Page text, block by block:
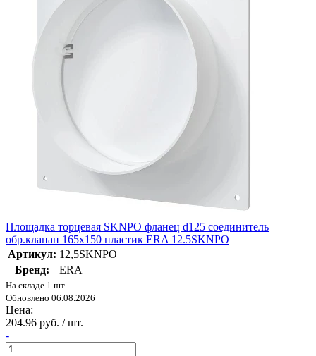
Площадка торцевая SKNPO фланец d125 соединитель
обр.клапан 165х150 пластик ERA 12.5SKNPO
Артикул: 12,5SKNPO
Бренд:
ERA
На складе 1 шт.
Обновлено 06.08.2026
Цена:
204.96 руб. / шт.
-